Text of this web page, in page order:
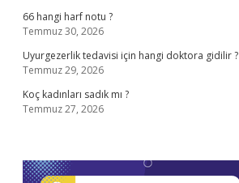
66 hangi harf notu ?
Temmuz 30, 2026
Uyurgezerlik tedavisi için hangi doktora gidilir ?
Temmuz 29, 2026
Koç kadınları sadık mı ?
Temmuz 27, 2026